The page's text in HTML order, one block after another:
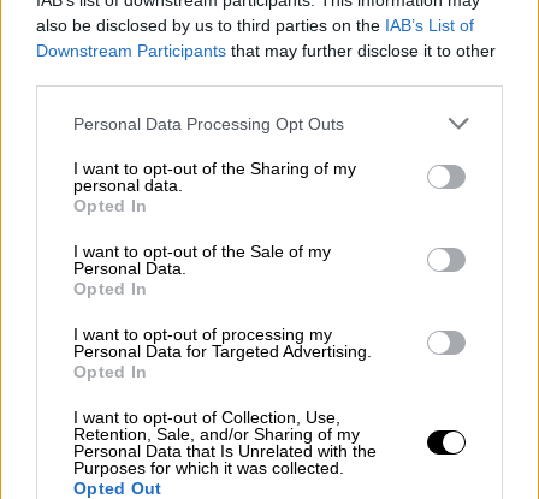
also be disclosed by us to third parties on the IAB’s List of
Downstream Participants that may further disclose it to other
Personal Data Processing Opt Outs
I want to opt-out of the Sharing of my
personal data.
Opted In
I want to opt-out of the Sale of my
Personal Data.
Opted In
I want to opt-out of processing my
Personal Data for Targeted Advertising.
Opted In
I want to opt-out of Collection, Use,
Retention, Sale, and/or Sharing of my
Personal Data that Is Unrelated with the
Purposes for which it was collected.
Opted Out
Foto: Europa Press
El PSOE de Aranjuez propone un
gobierno “abierto” pero sin la extrema
derecha